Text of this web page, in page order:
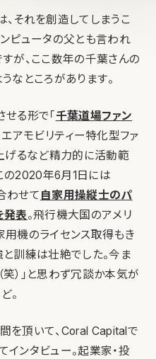
それを創造してしまうこ
ピュータの父とも言われ
が、ここ数年の千葉さんの
なところがあります。
る形で「 千葉道場ファン
エアモビリティー特化型ファ
げるなど精力的に活動範
の2020年6月1日には
わせて 自家用操縦士のパ
発表。飛行機大国のアメリ
用機のライセンス取得もき
訓練は壮絶でした。今ま
）」と思わず冗談か本気が
。
を頂いて、Coral Capitalで
ンタビュー。起業家・投